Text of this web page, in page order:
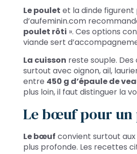
Le poulet et la dinde figurent
d’aufeminin.com
poulet rôti ». Ces options
viande sert
La cuisson reste souple.
surtout avec oignon, ail,
entre 450 g d’épaule de
plus loin, il faut distinguer la
Le bœuf pour
Le bœuf convient surtout
plus profonde. Les recettes